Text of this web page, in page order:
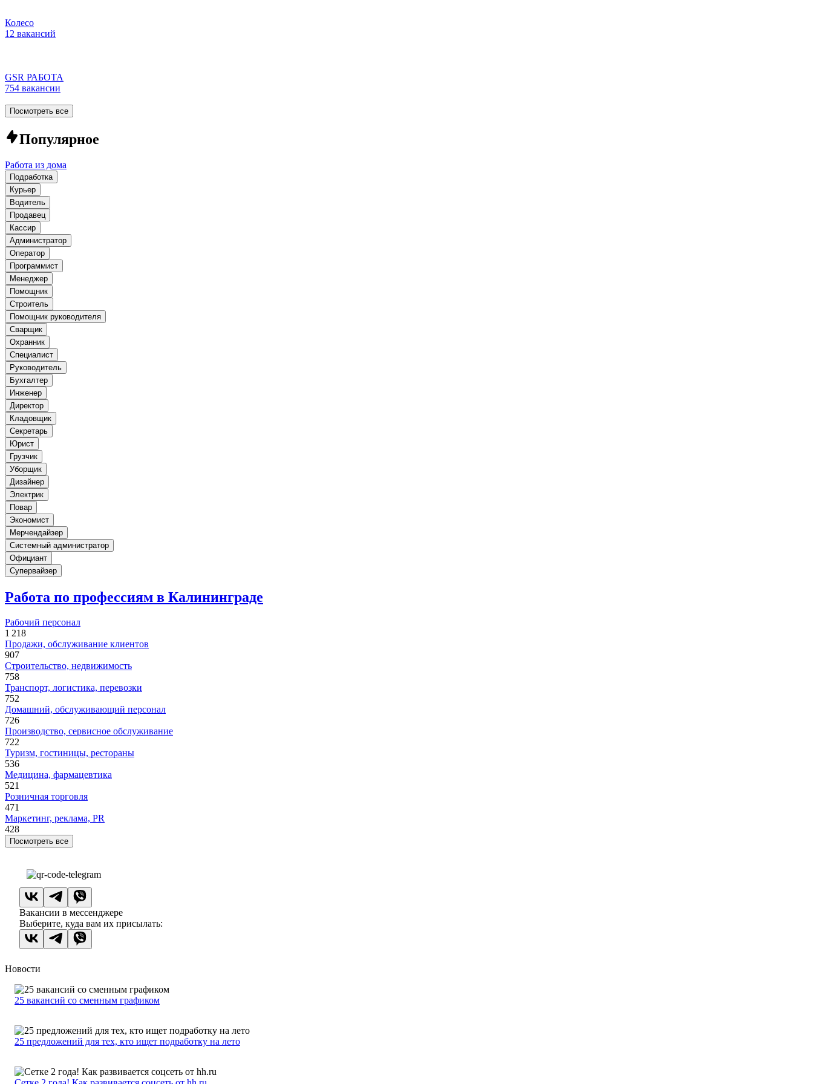
Колесо
12 вакансий
GSR РАБОТА
754 вакансии
Посмотреть все
Популярное
Работа из дома
Подработка
Курьер
Водитель
Продавец
Кассир
Администратор
Оператор
Программист
Менеджер
Помощник
Строитель
Помощник руководителя
Сварщик
Охранник
Специалист
Руководитель
Бухгалтер
Инженер
Директор
Кладовщик
Секретарь
Юрист
Грузчик
Уборщик
Дизайнер
Электрик
Повар
Экономист
Мерчендайзер
Системный администратор
Официант
Супервайзер
Работа по профессиям в Калининграде
Рабочий персонал
1 218
Продажи, обслуживание клиентов
907
Строительство, недвижимость
758
Транспорт, логистика, перевозки
752
Домашний, обслуживающий персонал
726
Производство, сервисное обслуживание
722
Туризм, гостиницы, рестораны
536
Медицина, фармацевтика
521
Розничная торговля
471
Маркетинг, реклама, PR
428
Посмотреть все
Вакансии в мессенджере
Выберите, куда вам их присылать:
Новости
25 вакансий со сменным графиком
25 предложений для тех, кто ищет подработку на лето